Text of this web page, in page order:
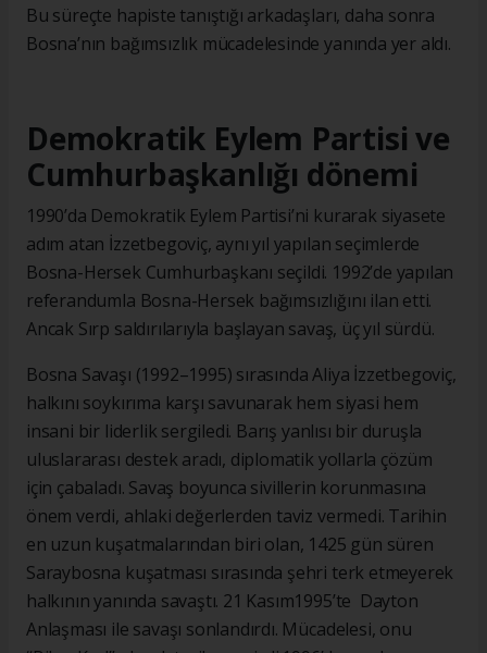
Bu süreçte hapiste tanıştığı arkadaşları, daha sonra
Bosna’nın bağımsızlık mücadelesinde yanında yer aldı.
Demokratik Eylem Partisi ve
Cumhurbaşkanlığı dönemi
1990’da Demokratik Eylem Partisi’ni kurarak siyasete
adım atan İzzetbegoviç, aynı yıl yapılan seçimlerde
Bosna-Hersek Cumhurbaşkanı seçildi. 1992’de yapılan
referandumla Bosna-Hersek bağımsızlığını ilan etti.
Ancak Sırp saldırılarıyla başlayan savaş, üç yıl sürdü.
Bosna Savaşı (1992–1995) sırasında Aliya İzzetbegoviç,
halkını soykırıma karşı savunarak hem siyasi hem
insani bir liderlik sergiledi. Barış yanlısı bir duruşla
uluslararası destek aradı, diplomatik yollarla çözüm
için çabaladı. Savaş boyunca sivillerin korunmasına
önem verdi, ahlaki değerlerden taviz vermedi. Tarihin
en uzun kuşatmalarından biri olan, 1425 gün süren
Saraybosna kuşatması sırasında şehri terk etmeyerek
halkının yanında savaştı. 21 Kasım1995’te Dayton
Anlaşması ile savaşı sonlandırdı. Mücadelesi, onu